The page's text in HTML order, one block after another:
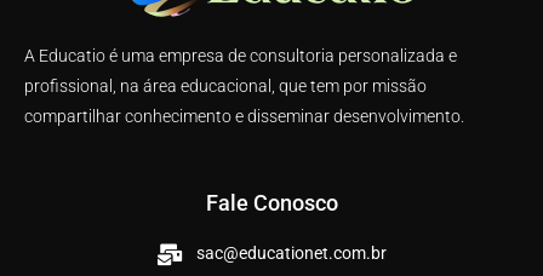
A Educatio é uma empresa de consultoria personalizada e
profissional, na área educacional, que tem por missão
compartilhar conhecimento e disseminar desenvolvimento.
Fale Conosco
sac@educationet.com.br